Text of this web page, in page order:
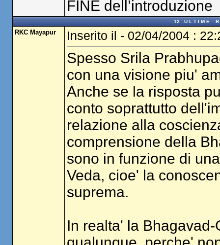
FINE dell’introduzione
12 U L T I M E R
RKC Mayapur Inserito il - 02/04/2004 :
Spesso Srila
con una visione piu'
Anche se la risposta
conto soprattutto
relazione alla
comprensione della
sono in funzione di
Veda, cioe' la
suprema.
In realta' la